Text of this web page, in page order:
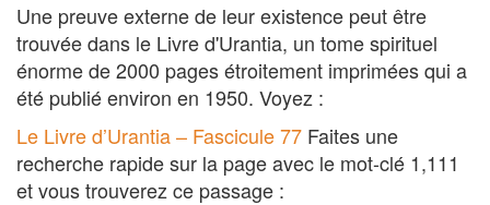
Une preuve externe de leur existence peut être
trouvée dans le Livre d'Urantia, un tome spirituel
énorme de 2000 pages étroitement imprimées qui a
été publié environ en 1950. Voyez :
Le Livre d’Urantia – Fascicule 77 Faites une
recherche rapide sur la page avec le mot-clé 1,111
et vous trouverez ce passage :